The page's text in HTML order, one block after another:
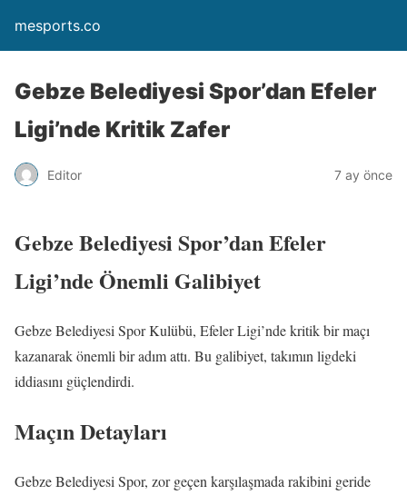
mesports.co
Gebze Belediyesi Spor’dan Efeler
Ligi’nde Kritik Zafer
Editor 7 ay önce
Gebze Belediyesi Spor’dan Efeler
Ligi’nde Önemli Galibiyet
Gebze Belediyesi Spor Kulübü, Efeler Ligi’nde kritik bir maçı
kazanarak önemli bir adım attı. Bu galibiyet, takımın ligdeki
iddiasını güçlendirdi.
Maçın Detayları
Gebze Belediyesi Spor, zor geçen karşılaşmada rakibini geride